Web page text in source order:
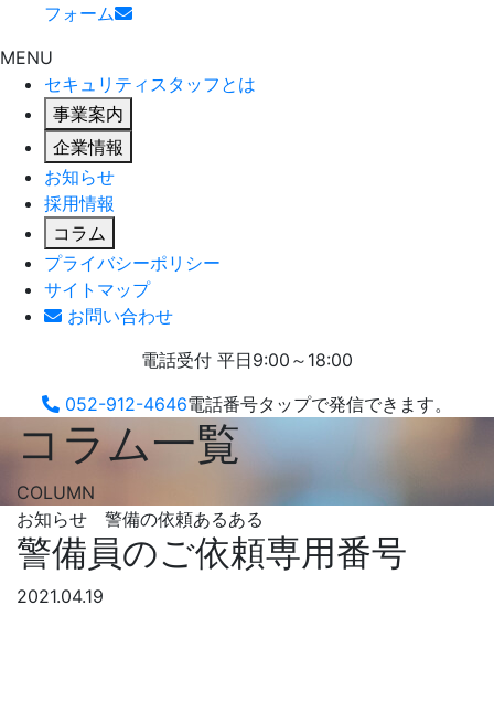
フォーム
MENU
セキュリティスタッフとは
事業案内
企業情報
お知らせ
採用情報
コラム
プライバシーポリシー
サイトマップ
お問い合わせ
電話受付 平日9:00～18:00
052-912-4646電話番号タップで発信できます。
コラム一覧
COLUMN
お知らせ 警備の依頼あるある
警備員のご依頼専用番号
2021.04.19